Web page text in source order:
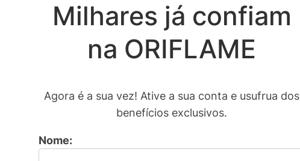
Milhares já confiam
na ORIFLAME
Agora é a sua vez! Ative a sua conta e usufrua dos
benefícios exclusivos.
Nome: